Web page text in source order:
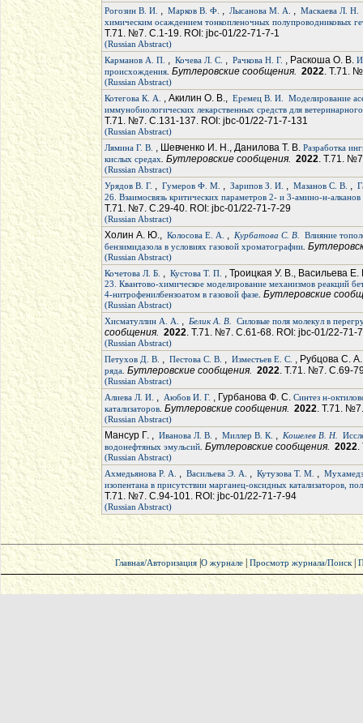
Рогозин В. И. , Марков В. Ф. , Лысанова М. А. , Маскаева Л. Н.
химическим осаждением тонкопленочных полупроводниковых
Т.71. №7. С.1-19. ROI: jbc-01/22-71-7-1
(Russian Abstract)
Карманов А. П. , Кочева Л. С. , Рачкова Н. Г. , Раскоша О. В.
происхождения. Бутлеровские сообщения. 2022. Т.71.
(Russian Abstract)
Котегова К. А.
, Акилин О. В., Еремец В. И.
Моделирование
иммунобиологических лекарственных средств для
Т.71. №7. С.131-137. ROI: jbc-01/22-71-7-131
(Russian Abstract)
Лямина Г. В. , Шевченко И. Н., Данилова Т. В. Разработка
кислых средах. Бутлеровские сообщения. 2022. Т.71.
(Russian Abstract)
Урядов В. Г. , Гумеров Ф. М. , Зарипов З. И. , Мазанов С. В. ,
26. Взаимосвязь критических параметров 2- и 3-амино-н-
Т.71. №7. С.29-40. ROI: jbc-01/22-71-7-29
(Russian Abstract)
Холин А. Ю., Колосова Е. А. , Курбатова С. В.
Влияние
бензимидазола в условиях газовой хроматографии.
(Russian Abstract)
Кочетова Л. Б. , Кустова Т. П. , Троицкая У. В., Васильева
23. Квантово-химическое моделирование механизмов реакций
4-нитрофенилбензоатом в газовой фазе. Бутлеровские
(Russian Abstract)
Хисматуллин А. А.
, Белик А. В. Силовые поля молекул в
сообщения. 2022. Т.71. №7. С.61-68. ROI: jbc-01/22-71-
(Russian Abstract)
Петухов Д. В. , Пестова С. В. , Изместьев Е. С. , Рубцова С.
ряда. Бутлеровские сообщения. 2022. Т.71. №7. С.69-
(Russian Abstract)
Алиева Л. И. , Аюбов И. Г. , Гурбанова Ф. С. Синтез н-
катализаторов. Бутлеровские сообщения. 2022. Т.71.
(Russian Abstract)
Мансур Г. , Иванова Л. В. , Миллер В. К. , Кошелев В. Н.
водонефтяных эмульсий. Бутлеровские сообщения. 2022.
(Russian Abstract)
Ахмедьянова Р. А.
, Васильева Э. А. , Кутузова Т. М. ,
изопентана в присутствии марганец-оксидных катализаторов,
Т.71. №7. С.94-101. ROI: jbc-01/22-71-7-94
(Russian Abstract)
Главная/Авторизация| О журнале|Просмотр журнала/Поиск|